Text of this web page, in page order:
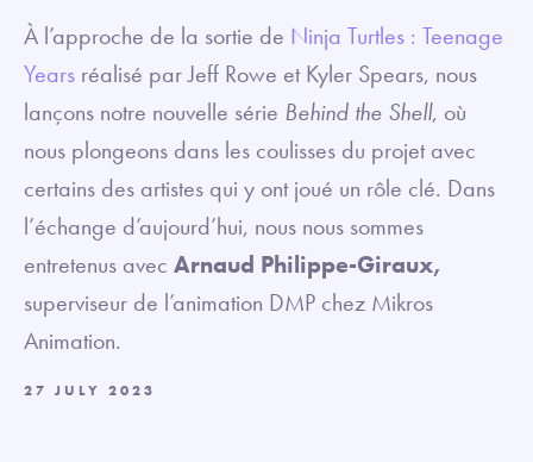
À l’approche de la sortie de Ninja Turtles : Teenage
Years réalisé par Jeff Rowe et Kyler Spears, nous
lançons notre nouvelle série Behind the Shell, où
nous plongeons dans les coulisses du projet avec
certains des artistes qui y ont joué un rôle clé. Dans
l’échange d’aujourd’hui, nous nous sommes
entretenus avec Arnaud Philippe-Giraux,
superviseur de l’animation DMP chez Mikros
Animation.
27 JULY 2023